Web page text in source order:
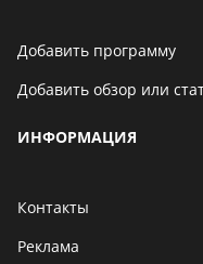
Добавить программу
Добавить обзор или
ИНФОРМАЦИЯ
Контакты
Реклама